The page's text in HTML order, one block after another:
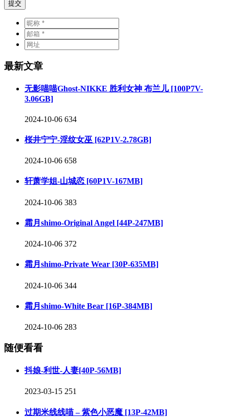
提交
最新文章
无影喵喵Ghost-NIKKE 胜利女神 布兰儿 [100P7V-
3.06GB]
2024-10-06 634
桜井宁宁-淫纹女巫 [62P1V-2.78GB]
2024-10-06 658
轩萧学姐-山城恋 [60P1V-167MB]
2024-10-06 383
霜月shimo-Original Angel [44P-247MB]
2024-10-06 372
霜月shimo-Private Wear [30P-635MB]
2024-10-06 344
霜月shimo-White Bear [16P-384MB]
2024-10-06 283
随便看看
抖娘-利世-人妻[40P-56MB]
2023-03-15 251
过期米线线喵 – 紫色小恶魔 [13P-42MB]